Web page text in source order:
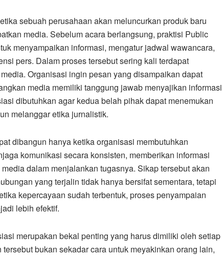
sebuah perusahaan akan meluncurkan produk baru
media. Sebelum acara berlangsung, praktisi Public
menyampaikan informasi, mengatur jadwal wawancara,
pers. Dalam proses tersebut sering kali terdapat
Organisasi ingin pesan yang disampaikan dapat
media memiliki tanggung jawab menyajikan informasi
dibutuhkan agar kedua belah pihak dapat menemukan
melanggar etika jurnalistik.
dibangun hanya ketika organisasi membutuhkan
komunikasi secara konsisten, memberikan informasi
dalam menjalankan tugasnya. Sikap tersebut akan
yang terjalin tidak hanya bersifat sementara, tetapi
kepercayaan sudah terbentuk, proses penyampaian
lebih efektif.
merupakan bekal penting yang harus dimiliki oleh setiap
bukan sekadar cara untuk meyakinkan orang lain,